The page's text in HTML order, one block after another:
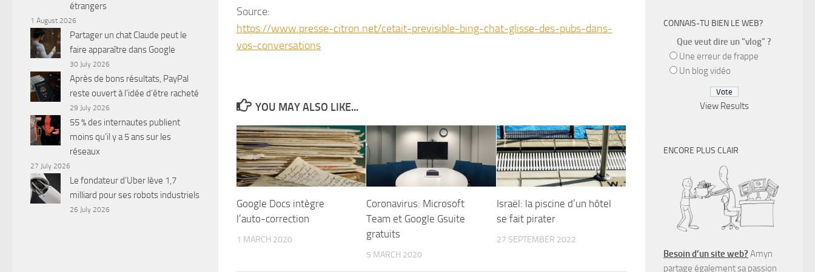
Source:
https://www.presse-citron.net/cetait-previsible-bing-chat-glisse-des-pubs-dans-
vos-conversations
YOU MAY ALSO LIKE...
Google Docs intègre
l’auto-correction
1 MARCH 2020
Coronavirus: Microsoft
Team et Google Gsuite
gratuits
5 MARCH 2020
Israël: la piscine d’un hôtel
se fait pirater
27 SEPTEMBER 2022
étrangers
1 August 2026
Partager un chat Claude peut le
faire apparaître dans Google
30 July 2026
Après de bons résultats, PayPal
reste ouvert à l’idée d’être racheté
29 July 2026
55 % des internautes publient
moins qu’il y a 5 ans sur les
réseaux
27 July 2026
Le fondateur d’Uber lève 1,7
milliard pour ses robots industriels
26 July 2026
CONNAIS-TU BIEN LE WEB?
Que veut dire un "vlog" ?
Une erreur de frappe
Un blog vidéo
View Results
ENCORE PLUS CLAIR
Besoin d’un site web? Amyn
partage également sa passion